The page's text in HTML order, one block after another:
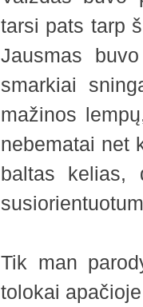
tarsi pats tarp
Jausmas
smarkiai
mažinos
nebematai net
baltas kelias,
Tik man
tolokai